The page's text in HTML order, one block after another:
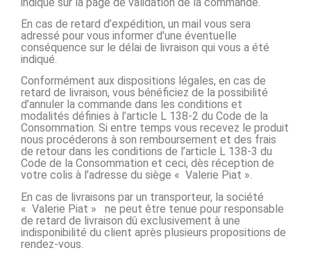
En cas de retard d’expédition, un mail vous sera
adressé pour vous informer d’une éventuelle
conséquence sur le délai de livraison qui vous a été
indiqué.
Conformément aux dispositions légales, en cas de
retard de livraison, vous bénéficiez de la possibilité
d’annuler la commande dans les conditions et
modalités définies à l’article L 138-2 du Code de la
Consommation. Si entre temps vous recevez le produit
nous procéderons à son remboursement et des frais
de retour dans les conditions de l’article L 138-3 du
Code de la Consommation et ceci, dès réception de
votre colis à l’adresse du siège « Valerie Piat ».
En cas de livraisons par un transporteur, la société
« Valerie Piat » ne peut être tenue pour responsable
de retard de livraison dû exclusivement à une
indisponibilité du client après plusieurs propositions de
rendez-vous.